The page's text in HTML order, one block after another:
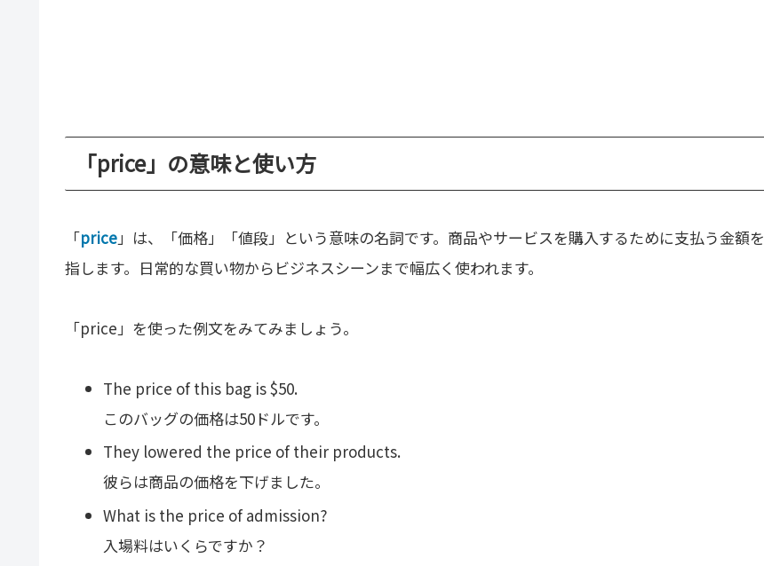
「price」の意味と使い方
「price」は、「価格」「値段」という意味の名詞です。商品やサービスを購入するために支払う金額を
指します。日常的な買い物からビジネスシーンまで幅広く使われます。
「price」を使った例文をみてみましょう。
The price of this bag is $50.
このバッグの価格は50ドルです。
They lowered the price of their products.
彼らは商品の価格を下げました。
What is the price of admission?
入場料はいくらですか？